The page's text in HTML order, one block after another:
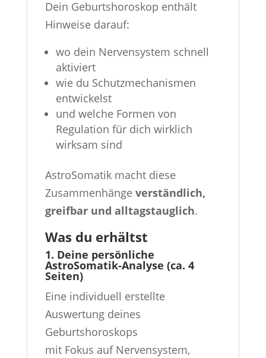
Dein Geburtshoroskop enthält
Hinweise darauf:
wo dein Nervensystem schnell
aktiviert
wie du Schutzmechanismen
entwickelst
und welche Formen von
Regulation für dich wirklich
wirksam sind
AstroSomatik macht diese
Zusammenhänge verständlich,
greifbar und alltagstauglich.
Was du erhältst
1. Deine persönliche
AstroSomatik-Analyse (ca. 4
Seiten)
Eine individuell erstellte
Auswertung deines
Geburtshoroskops
mit Fokus auf Nervensystem,